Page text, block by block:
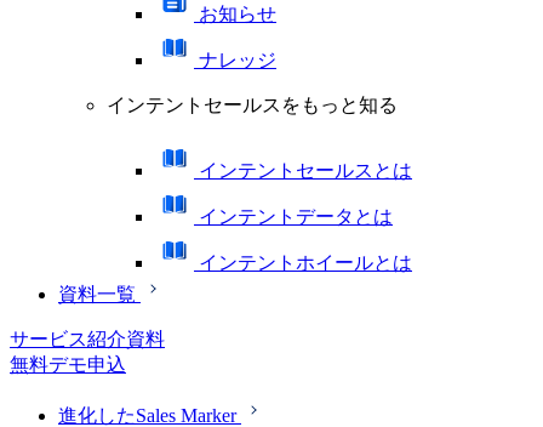
お知らせ
ナレッジ
インテントセールスをもっと知る
インテントセールスとは
インテントデータとは
インテントホイールとは
資料一覧
サービス紹介資料
無料デモ申込
進化したSales Marker